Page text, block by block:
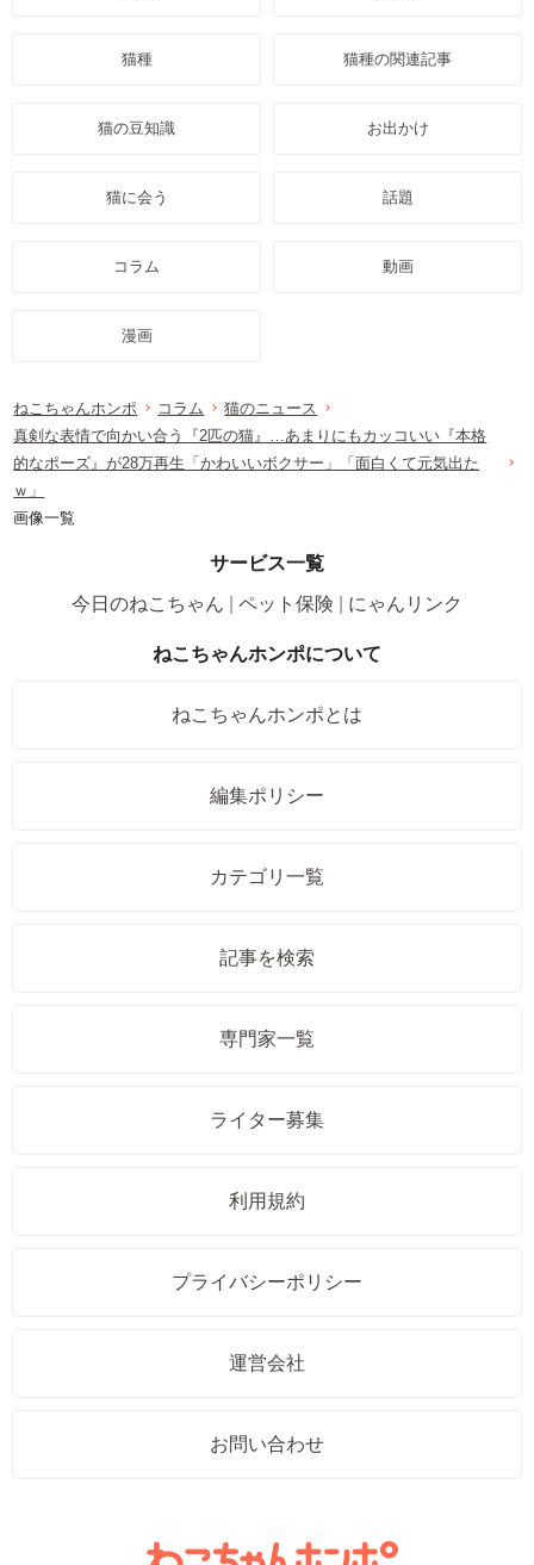
猫種 猫種の関連記事
猫の豆知識 お出かけ
猫に会う 話題
コラム 動画
漫画
ねこちゃんホンポ コラム
猫のニュース
真剣な表情で向かい合う『2匹の猫』…あまりにもカッコいい『本格
的なポーズ』が28万再生「かわいいボクサー」「面白くて元気出た
ｗ」
画像一覧
サービス一覧
今日のねこちゃん
ペット保険 にゃんリンク
ねこちゃんホンポについて
ねこちゃんホンポとは
編集ポリシー
カテゴリ一覧
記事を検索
専門家一覧
ライター募集
利用規約
プライバシーポリシー
運営会社
お問い合わせ